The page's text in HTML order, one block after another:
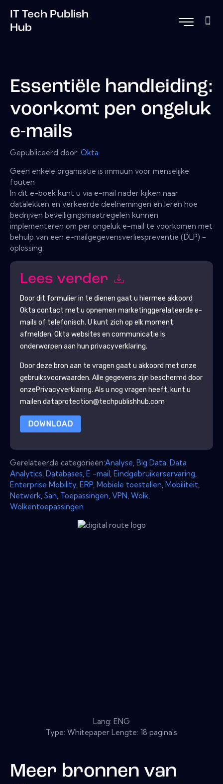
IT Tech Publish
Hub
Essentiële handleiding:
voorkomt per ongeluk
e-mails
Gepubliceerd door: Okta
Geen enkele organisatie is immuun voor menselijke
fouten
In dit e-boek kunt u via e-mail nader kijken naar
datalekken en verkeerde deelnemingen en leren hoe
bedrijven beveiligingsmaatregelen kunnen
implementeren om per ongeluk e-mail te voorkomen met
behulp van een e-mailgegevensverliespreventie (DLP) -
oplossing.
Lees verder
Door dit formulier in te dienen gaat u hiermee akkoord
Okta contact met u opnemen marketinggerelateerde e-
mails of telefonisch. U kunt zich op elk moment
afmelden. Okta websites en communicatie is
onderworpen aan hun privacyverklaring.
Door deze bron aan te vragen gaat u akkoord met onze
gebruiksvoorwaarden. Alle gegevens zijn beschermd door
onzePrivacyverklaring. Als u nog vragen heeft, kunt u
mailen dataprotection@techpublishhub.com
DOWNLOAD
Gerelateerde categorieën:Analyse Big Data Data
Analytics Databases E -mail Eindgebruikerservaring
Enterprise Mobility ERP Mobiele toestellen Mobiliteit
Netwerk San Toepassingen VPN Wolk
Wolkentoepassingen
Lang: ENG
Type: Whitepaper Lengte: 18 pagina's
Meer bronnen van